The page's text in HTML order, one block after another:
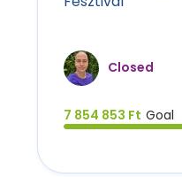
Closed
7 854 853 Ft Goal